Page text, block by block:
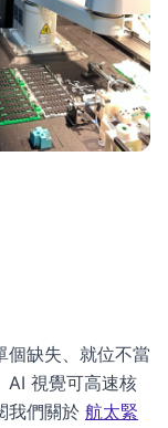
個缺失、就位不當
AI 視覺可高速核
我們關於 航太緊